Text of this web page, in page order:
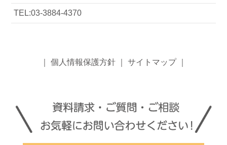
TEL:03-3884-4370
個人情報保護方針 サイトマップ｜